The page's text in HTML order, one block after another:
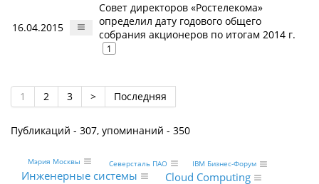
16.04.2015
Совет директоров «Ростелекома»
определил дату годового общего
собрания акционеров по итогам 2014 г.
1
1 2 3 > Последняя
Публикаций - 307, упоминаний - 350
Cloud Computing
Инженерные системы
IBM Бизнес-Форум
Северсталь ПАО
Мэрия Москвы